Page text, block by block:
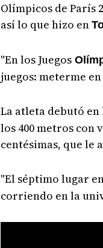
Olímpicos de París
así lo que hizo en
"En los Juegos
juegos: meterme
La atleta debutó en
los 400 metros con
centésimas, que le
"El séptimo lugar
corriendo en la